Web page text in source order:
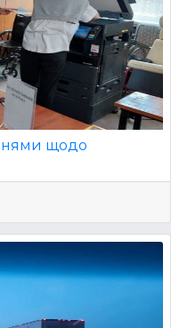
щодо